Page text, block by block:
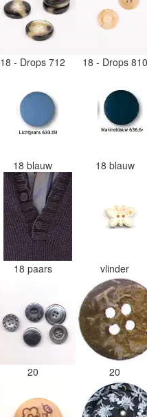
18 - Drops 712 18 - Drops
18 blauw 18 blauw
18 paars vlinder
20 20